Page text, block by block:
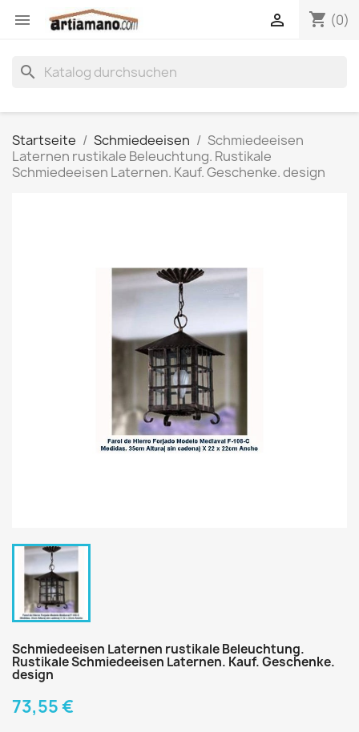
 shopping_cart (0)

search
Startseite Schmiedeeisen
Schmiedeeisen
Laternen rustikale Beleuchtung. Rustikale
Schmiedeeisen Laternen. Kauf. Geschenke. design
Schmiedeeisen Laternen rustikale Beleuchtung.
Rustikale Schmiedeeisen Laternen. Kauf. Geschenke.
design
73,55 €